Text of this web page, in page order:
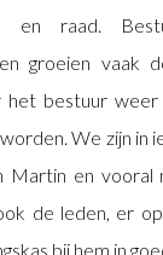
en raad.
groeien vaak
het bestuur
We zijn in
Martin en
de leden, er
bij hem in